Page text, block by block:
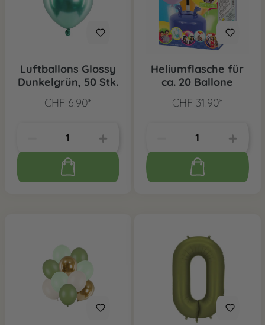
Luftballons Glossy
Dunkelgrün, 50 Stk.
CHF 6.90*
Heliumflasche für
ca. 20 Ballone
CHF 31.90*